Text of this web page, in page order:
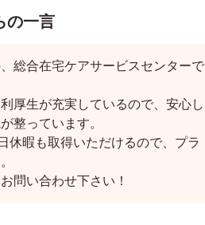
の一言
総合在宅ケアサービスセンターで
厚生が充実しているので、安心し
整っています。
休暇も取得いただけるので、プラ
問い合わせ下さい！